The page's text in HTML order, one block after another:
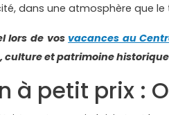
dans une atmosphère que
lors de vosvacances au
culture et patrimoine
à petit prix :